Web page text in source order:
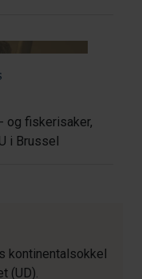
og fiskerisaker,
i Brussel
kontinentalsokkel
(UD).